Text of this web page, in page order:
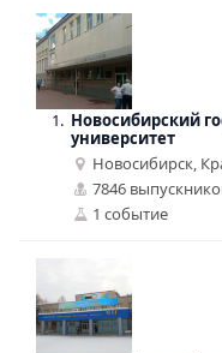
1. Новосибирский
университет
Новосибирск,
7846
1 событие